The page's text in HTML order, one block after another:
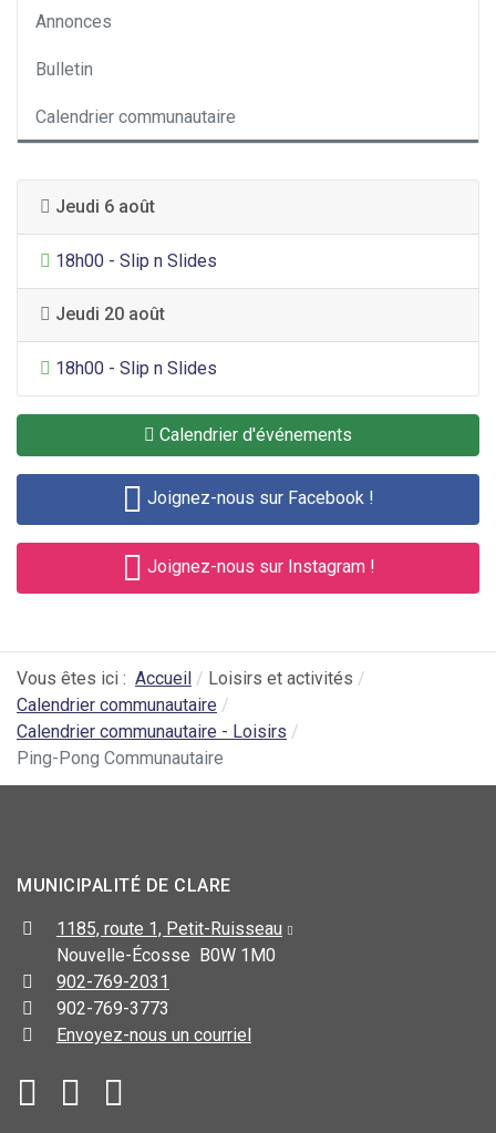
Annonces
Bulletin
Calendrier communautaire
Jeudi 6 août
Divertissement général
18h00 - Slip n Slides
Jeudi 20 août
Divertissement général
18h00 - Slip n Slides
Calendrier d'événements
Joignez-nous sur Facebook !
Joignez-nous sur Instagram !
Vous êtes ici : Accueil
Loisirs et activités
Calendrier communautaire
Calendrier communautaire - Loisirs
Ping-Pong Communautaire
MUNICIPALITÉ DE CLARE
1185, route 1, Petit-Ruisseau
Nouvelle-Écosse B0W 1M0
902-769-2031
902-769-3773
Envoyez-nous un courriel